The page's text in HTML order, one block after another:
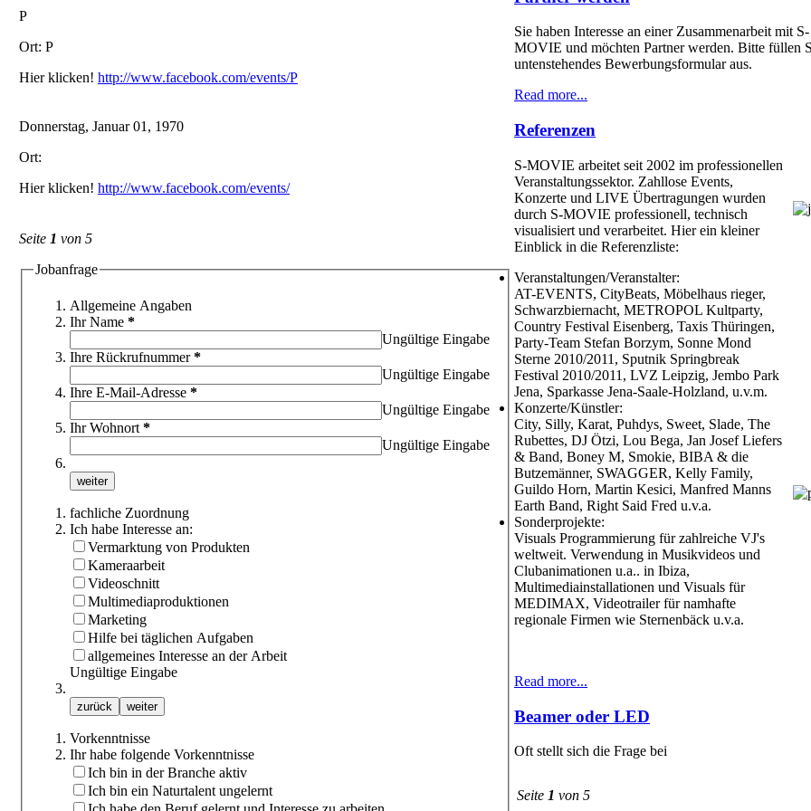
P
Ort: P
Hier klicken! http://www.facebook.com/events/P
Donnerstag, Januar 01, 1970
Ort:
Hier klicken! http://www.facebook.com/events/
Seite 1 von 5
Jobanfrage
Allgemeine Angaben
Ihr Name *
Ungültige Eingabe
Ihre Rückrufnummer*
Ungültige Eingabe
Ihre E-Mail-Adresse *
Ungültige Eingabe
Ihr Wohnort *
Ungültige Eingabe
fachliche Zuordnung
Ich habe Interesse an:
Vermarktung von Produkten
Kameraarbeit
Videoschnitt
Multimediaproduktionen
Marketing
Hilfe bei täglichen Aufgaben
allgemeines Interesse an der Arbeit
Ungültige Eingabe
Vorkenntnisse
Ihr habe folgende Vorkenntnisse
Ich bin in der Branche aktiv
Ich bin ein Naturtalent ungelernt
Sie haben Interesse an einer Zusammenarbeit mit S-
MOVIE und möchten Partner werden. Bitte füllen
untenstehendes Bewerbungsformular aus.
Seite 1 von 5
Read more...
Referenzen
S-MOVIE arbeitet seit 2002 im professionellen
Veranstaltungssektor. Zahllose Events,
Konzerte und LIVE Übertragungen wurden
durch S-MOVIE professionell, technisch
visualisiert und verarbeitet. Hier ein kleiner
Einblick in die Referenzliste:
Veranstaltungen/Veranstalter:
AT-EVENTS, CityBeats, Möbelhaus rieger,
Schwarzbiernacht, METROPOL Kultparty,
Country Festival Eisenberg, Taxis Thüringen,
Party-Team Stefan Borzym, Sonne Mond
Sterne 2010/2011, Sputnik Springbreak
Festival 2010/2011, LVZ Leipzig, Jembo Park
Jena, Sparkasse Jena-Saale-Holzland, u.v.m.
Konzerte/Künstler:
City, Silly, Karat, Puhdys, Sweet, Slade, The
Rubettes, DJ Ötzi, Lou Bega, Jan Josef Liefers
& Band, Boney M, Smokie, BIBA & die
Butzemänner, SWAGGER, Kelly Family,
Guildo Horn, Martin Kesici, Manfred Manns
Earth Band, Right Said Fred u.v.a.
Sonderprojekte:
Visuals Programmierung für zahlreiche VJ's
weltweit. Verwendung in Musikvideos und
Clubanimationen u.a.. in Ibiza,
Multimediainstallationen und Visuals für
MEDIMAX, Videotrailer für namhafte
regionale Firmen wie Sternenbäck u.v.a.
Read more...
Beamer oder LED
Oft stellt sich die Frage bei